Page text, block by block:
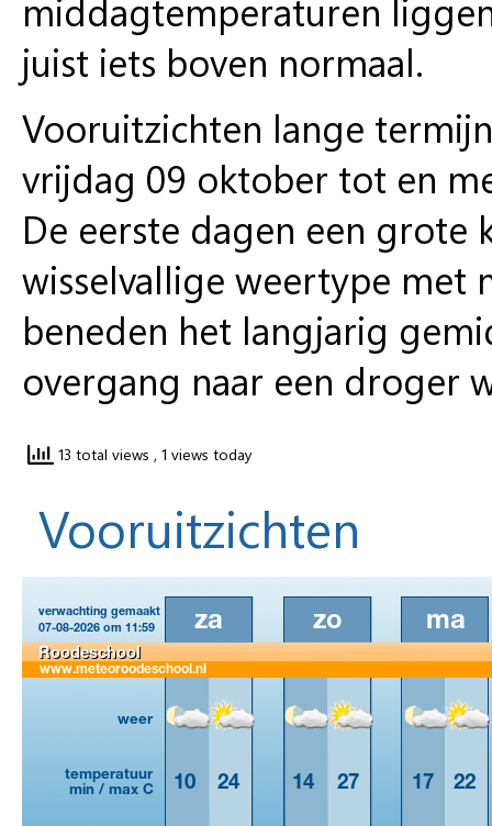
middagtemperaturen
juist iets boven normaal.
Vooruitzichten lange termijn
vrijdag 09 oktober tot en
De eerste dagen een grote
wisselvallige weertype met
beneden het langjarig
overgang naar een droger
13 total views , 1 views today
Vooruitzichten